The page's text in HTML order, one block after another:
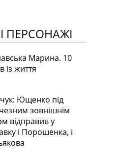
ПЕРСОНАЖІ
Марина. 10
із життя
Ющенко під
зовнішнім
відправив у
і Порошенка, і